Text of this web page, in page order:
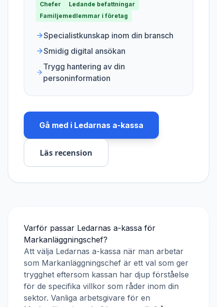
Chefer
Ledande befattningar
Familjemedlemmar i företag
Specialistkunskap inom din bransch
Smidig digital ansökan
Trygg hantering av din
personinformation
Gå med i Ledarnas a-kassa
Läs recension
Varför passar Ledarnas a-kassa för
Markanläggningschef?
Att välja Ledarnas a-kassa när man arbetar
som Markanläggningschef är ett val som ger
trygghet eftersom kassan har djup förståelse
för de specifika villkor som råder inom din
sektor. Vanliga arbetsgivare för en